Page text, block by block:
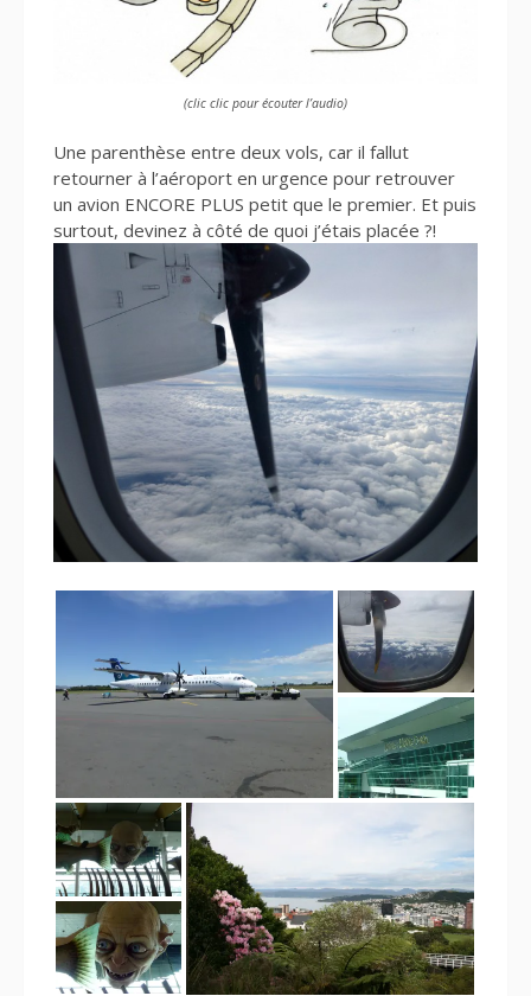
(clic clic pour écouter l’audio)
Une parenthèse entre deux vols, car il fallut
retourner à l’aéroport en urgence pour retrouver
un avion ENCORE PLUS petit que le premier. Et puis
surtout, devinez à côté de quoi j’étais placée ?!